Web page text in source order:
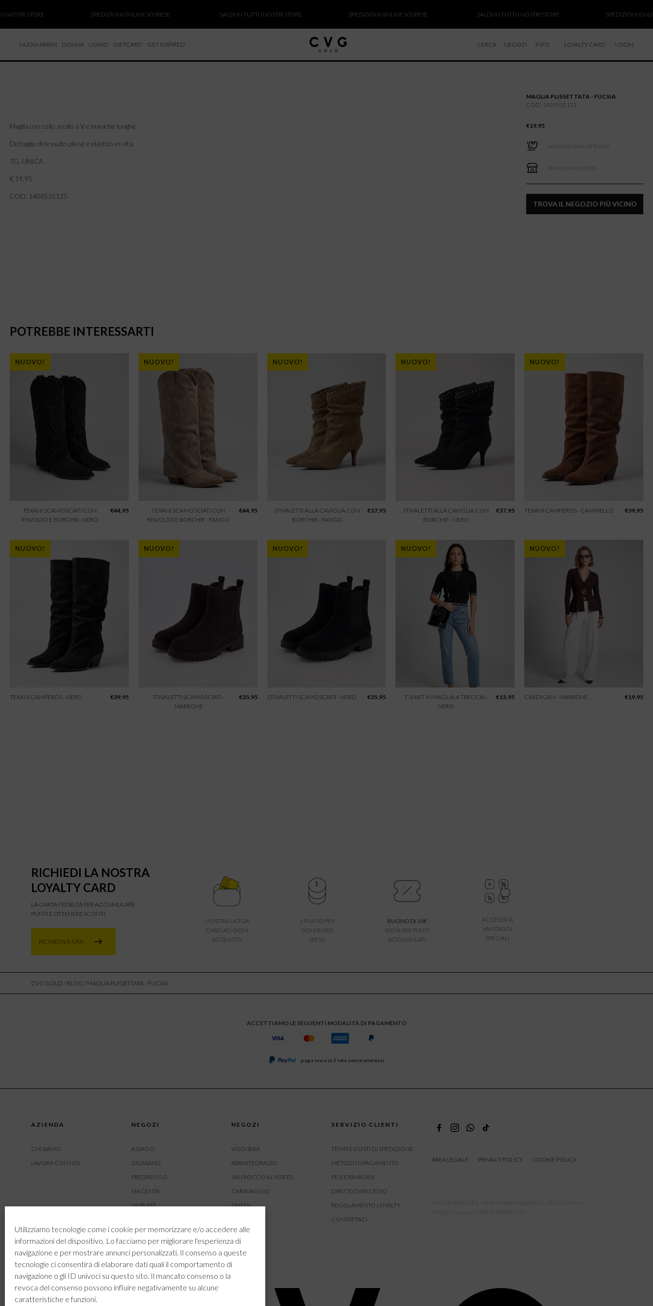
Utilizziamo tecnologie come i cookie per memorizzare e/o accedere alle
informazioni del dispositivo. Lo facciamo per migliorare l'esperienza di
navigazione e per mostrare annunci personalizzati. Il consenso a queste
tecnologie ci consentirà di elaborare dati quali il comportamento di
navigazione o gli ID univoci su questo sito. Il mancato consenso o la
revoca del consenso possono influire negativamente su alcune
caratteristiche e funzioni.
STORE SPEDIZIONI ONLINE SOSPESE SALDI IN TUTTI I NOSTRI STORE SPEDIZIONI ONLINE SOSPESE SALDI IN TUTTI I NOSTRI STORE SPEDIZIONI ONLINE
NUOVI ARRIVI DONNA UOMO GIFTCARD GET INSPIRED CERCA NEGOZI INFO
RESI E RIMBORSI
LOYALTY CARD LOGIN
ARRIVI
Maglia con collo scollo a V e maniche lunghe.
Dettaglio di tessuto plissé e elastico in vita.
TG. UNICA
€ 19,95
COD. 1408535125
MAGLIA PLISSETTATA - FUCSIA
COD: 1408535125
€19,95
ACQUISTA UNA GIFTCARD
TROVA UN NEGOZIO
TROVA IL NEGOZIO PIÙ VICINO
POTREBBE INTERESSARTI
NUOVO!
TEXANI SCAMOSCIATI CON
RISVOLTO E BORCHIE -NERO
€44,95
NUOVO!
TEXANI SCAMOSCIATI CON
RISVOLTO E BORCHIE - FANGO
€44,95
NUOVO!
STIVALETTI ALLA CAVIGLIA CON
BORCHIE - FANGO
€37,95
NUOVO!
STIVALETTI ALLA CAVIGLIA CON
BORCHIE - NERO
€37,95
NUOVO!
TEXANI CAMPEROS - CAMMELLO €39,95
NUOVO!
TEXANI CAMPEROS - NERO €39,95
NUOVO!
STIVALETTI SCAMOSCIATI -
MARRONE
€35,95
NUOVO!
STIVALETTI SCAMOSCIATI - NERO €35,95
NUOVO!
T-SHIRT IN MAGLIA A TRECCIA -
NERO
€15,95
NUOVO!
CARDIGAN - MARRONE €19,95
RICHIEDI LA NOSTRA
LOYALTY CARD
LA CARTA FEDELTÀ PER ACCUMULARE
PUNTI E OTTENERE SCONTI.
RICHIEDILA ORA
MOSTRA LA TUA
CARD AD OGNI
ACQUISTO
1 PUNTO PER
OGNI EURO
SPESO
BUONO DI 10€
OGNI 300 PUNTI
ACCUMULATI
ACCESSO A
VANTAGGI
SPECIALI
CVG GOLD / BLOG / MAGLIA PLISSETTATA - FUCSIA
ACCETTIAMO LE SEGUENTI MODALITÀ DI PAGAMENTO
paga ora o in 3 rate senza interessi
AZIENDA
CHI SIAMO
LAVORA CON NOI
NEGOZI
ASSAGO
GIUSSANO
PREDRENGO
MAGENTA
LIMBIATE
BUSNAGO
NEGOZI
VOGHERA
ABBIATEGRASSO
SAN ROCCO AL PORTO
CARAVAGGIO
GHEDI
CREMONA
SERVIZIO CLIENTI
TEMPI E COSTI DI SPEDIZIONE
METODI DI PAGAMENTO
RESI E RIMBORSI
DIRITTO DI RECESSO
REGOLAMENTO LOYALTY
CONTATTACI
AREA LEGALE PRIVACY POLICY COOKIE POLICY